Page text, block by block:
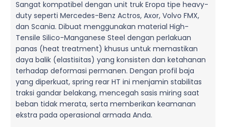
Sangat kompatibel dengan unit truk Eropa tipe heavy-
duty seperti Mercedes-Benz Actros, Axor, Volvo FMX,
dan Scania. Dibuat menggunakan material High-
Tensile Silico-Manganese Steel dengan perlakuan
panas (heat treatment) khusus untuk memastikan
daya balik (elastisitas) yang konsisten dan ketahanan
terhadap deformasi permanen. Dengan profil baja
yang diperkuat, spring rear HT ini menjamin stabilitas
traksi gandar belakang, mencegah sasis miring saat
beban tidak merata, serta memberikan keamanan
ekstra pada operasional armada Anda.